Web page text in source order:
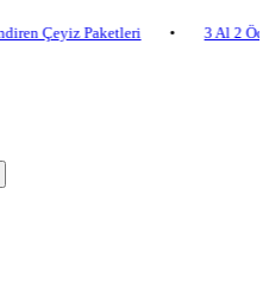
Paketleri • 3 Al 2 Öde •